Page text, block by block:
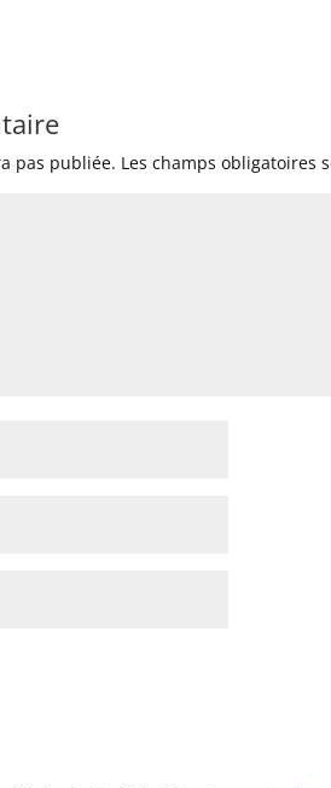
pas publiée. Les champs obligatoires